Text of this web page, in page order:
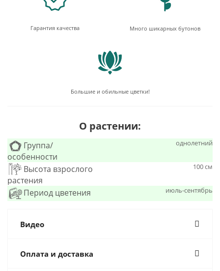
Гарантия качества Много шикарных бутонов
Большие и обильные цветки!
О растении:
Группа/
особенности
однолетний
Высота взрослого
растения
100 см
Период цветения июль-сентябрь
Видео
Оплата и доставка